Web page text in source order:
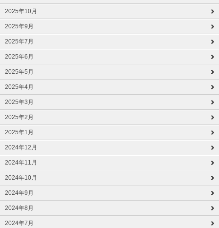
2025年10月
2025年9月
2025年7月
2025年6月
2025年5月
2025年4月
2025年3月
2025年2月
2025年1月
2024年12月
2024年11月
2024年10月
2024年9月
2024年8月
2024年7月